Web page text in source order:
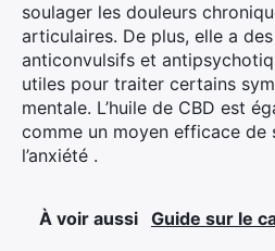
soulager les douleurs
articulaires. De plus, elle a
anticonvulsifs et
utiles pour traiter certains
mentale. L’huile de CBD est
comme un moyen efficace de
l’anxiété .
À voir aussi Guide sur le